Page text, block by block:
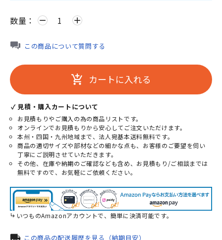
数量： remove add
この商品について質問する
add_shopping_cart カートに入れる
✓ 見積・購入カートについて
お見積もりやご購入の為の商品リストです。
オンラインでお見積もりから安心してご注文いただけます。
本州・四国・九州地域まで、法人宛基本送料無料です。
商品の適切サイズや部材などの細かな点も、お客様のご要望を伺い
丁寧にご説明させていただきます。
その他、在庫や納期のご確認なども含め、お見積もり/ご相談までは
無料ですので、お気軽にご依頼ください。
いつものAmazonアカウントで、簡単に決済可能です。
local_shipping この商品の配送履歴を見る（納期目安）